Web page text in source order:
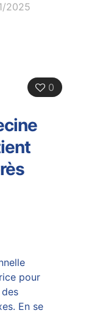
2025
0
pour
En se